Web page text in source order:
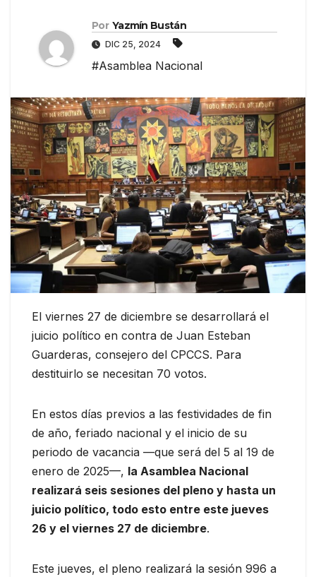
Por Yazmín Bustán
DIC 25, 2024
#Asamblea Nacional
El viernes 27 de diciembre se desarrollará el
juicio político en contra de Juan Esteban
Guarderas, consejero del CPCCS. Para
destituirlo se necesitan 70 votos.
En estos días previos a las festividades de fin
de año, feriado nacional y el inicio de su
periodo de vacancia —que será del 5 al 19 de
enero de 2025—, la Asamblea Nacional
realizará seis sesiones del pleno y hasta un
juicio político, todo esto entre este jueves
26 y el viernes 27 de diciembre.
Este jueves, el pleno realizará la sesión 996 a